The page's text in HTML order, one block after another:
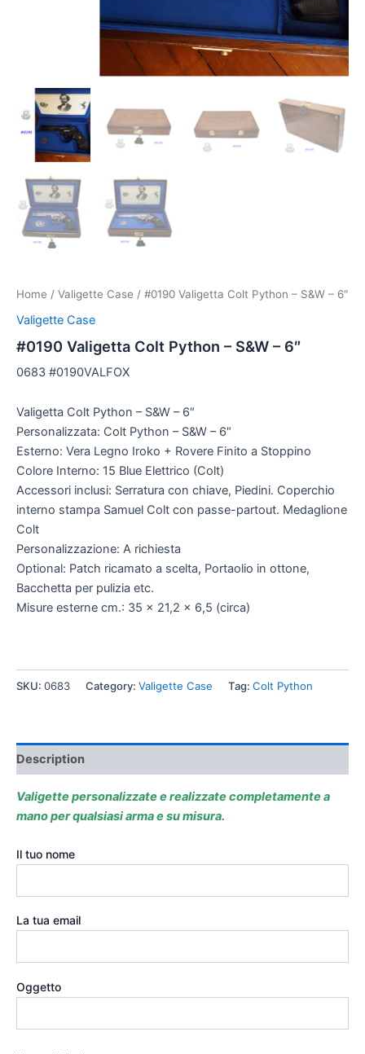
Home / Valigette Case / #0190 Valigetta Colt Python – S&W – 6″
Valigette Case
#0190 Valigetta Colt Python – S&W – 6″
0683 #0190VALFOX
Valigetta Colt Python – S&W – 6″
Personalizzata: Colt Python – S&W – 6″
Esterno: Vera Legno Iroko + Rovere Finito a Stoppino
Colore Interno: 15 Blue Elettrico (Colt)
Accessori inclusi: Serratura con chiave, Piedini. Coperchio
interno stampa Samuel Colt con passe-partout. Medaglione
Colt
Personalizzazione: A richiesta
Optional: Patch ricamato a scelta, Portaolio in ottone,
Bacchetta per pulizia etc.
Misure esterne cm.: 35 x 21,2 x 6,5 (circa)
SKU: 0683 Category: Valigette Case Tag: Colt Python
Description
Valigette personalizzate e realizzate completamente a
mano per qualsiasi arma e su misura.
Il tuo nome
La tua email
Oggetto